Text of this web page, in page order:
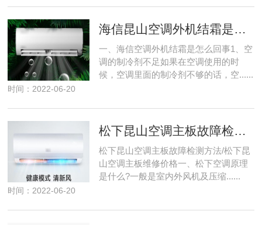
海信昆山空调外机结霜是怎么回事
一、海信空调外机结霜是怎么回事1、空
调的制冷剂不足如果在空调使用的时
候，空调里面的制冷剂不够的话，空......
时间：2022-06-20
松下昆山空调主板故障检测方法/松下昆山空调主板维修价格
松下昆山空调主板故障检测方法/松下昆
山空调主板维修价格一、松下空调原理
是什么?一般是室内外风机及压缩......
时间：2022-06-20